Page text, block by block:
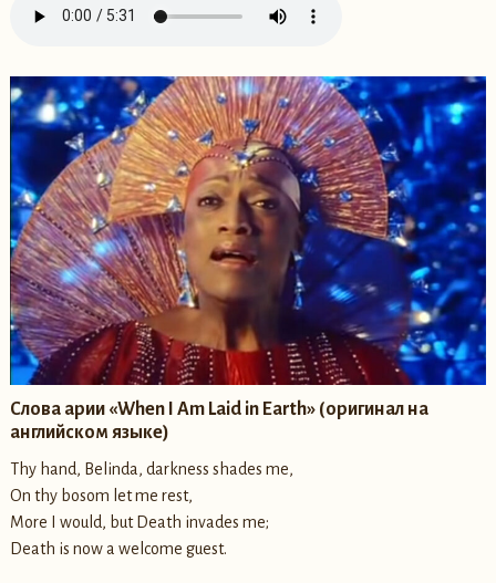
Слова арии «When I Am Laid in Earth» (оригинал на
английском языке)
Thy hand, Belinda, darkness shades me,
On thy bosom let me rest,
More I would, but Death invades me;
Death is now a welcome guest.